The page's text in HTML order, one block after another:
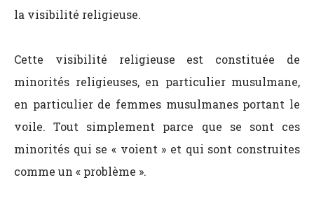
la visibilité religieuse.
Cette visibilité religieuse est constituée de
minorités religieuses, en particulier musulmane,
en particulier de femmes musulmanes portant le
voile. Tout simplement parce que se sont ces
minorités qui se « voient » et qui sont construites
comme un « problème ».